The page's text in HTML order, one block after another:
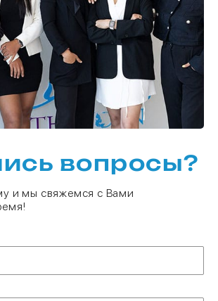
вопросы?
и мы свяжемся с Вами